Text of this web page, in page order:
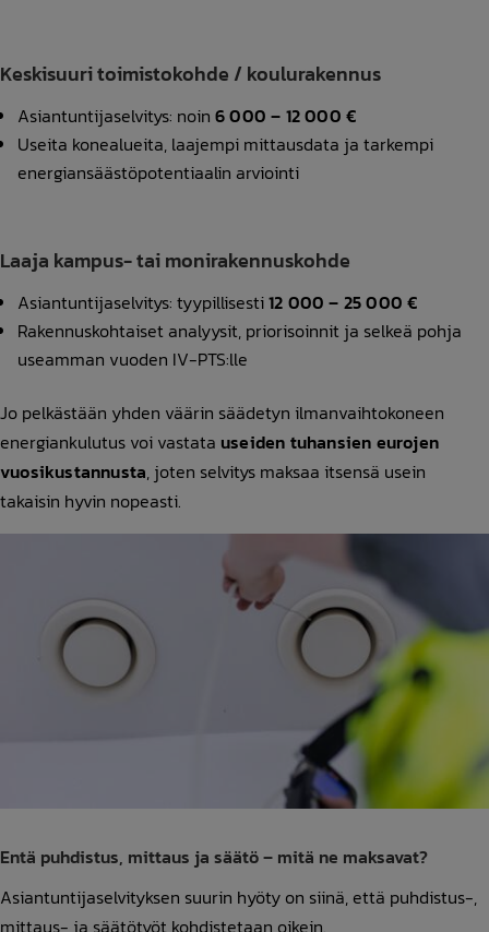
Keskisuuri toimistokohde / koulurakennus
Asiantuntijaselvitys: noin 6 000 – 12 000 €
Useita konealueita, laajempi mittausdata ja tarkempi
energiansäästöpotentiaalin arviointi
Laaja kampus- tai monirakennuskohde
Asiantuntijaselvitys: tyypillisesti12 000 – 25 000 €
Rakennuskohtaiset analyysit, priorisoinnit ja selkeä pohja
useamman vuoden IV-PTS:lle
Jo pelkästään yhden väärin säädetyn ilmanvaihtokoneen
energiankulutus voi vastata useiden tuhansien eurojen
vuosikustannusta, joten selvitys maksaa itsensä usein
takaisin hyvin nopeasti.
Entä puhdistus, mittaus ja säätö – mitä ne maksavat?
Asiantuntijaselvityksen suurin hyöty on siinä, että puhdistus-,
mittaus- ja säätötyöt kohdistetaan oikein.